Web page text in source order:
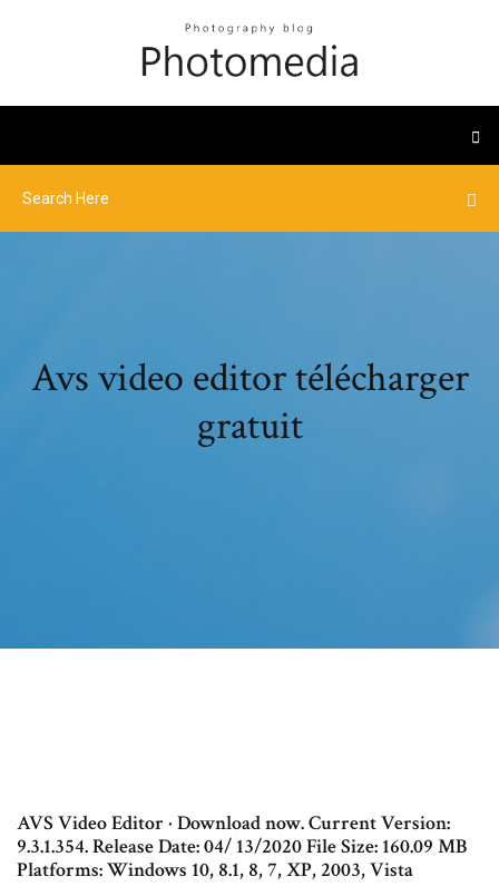
Avs video editor télécharger
gratuit
AVS Video Editor · Download now. Current Version:
9.3.1.354. Release Date: 04/ 13/2020 File Size: 160.09 MB
Platforms: Windows 10, 8.1, 8, 7, XP, 2003, Vista